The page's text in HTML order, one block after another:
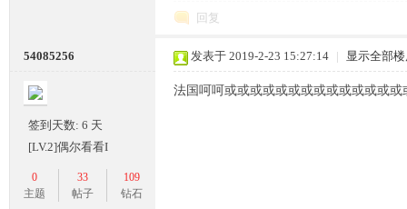
回复
54085256
签到天数: 6 天
[LV.2]偶尔看看I
0
主题
33
帖子
109
钻石
发表于 2019-2-23 15:27:14 | 显示全部
法国呵呵或或或或或或或或或或或或或或